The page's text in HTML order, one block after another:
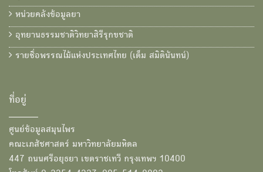
หน่วยคลังข้อมูลยา
อุทยานธรรมชาติวิทยาสิรีรุกขชาติ
รายชื่อพรรณไม้แห่งประเทศไทย (เต็ม สมิตินันทน์)
ที่อยู่
ศูนย์ข้อมูลสมุนไพร
คณะเภสัชศาสตร์ มหาวิทยาลัยมหิดล
447 ถนนศรีอยุธยา เขตราชเทวี กรุงเทพฯ 10400